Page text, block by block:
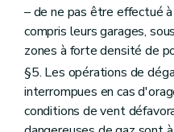
– de ne pas être effectué
compris leurs garages,
zones à forte densité de
§5. Les opérations de
interrompues en cas
conditions de vent